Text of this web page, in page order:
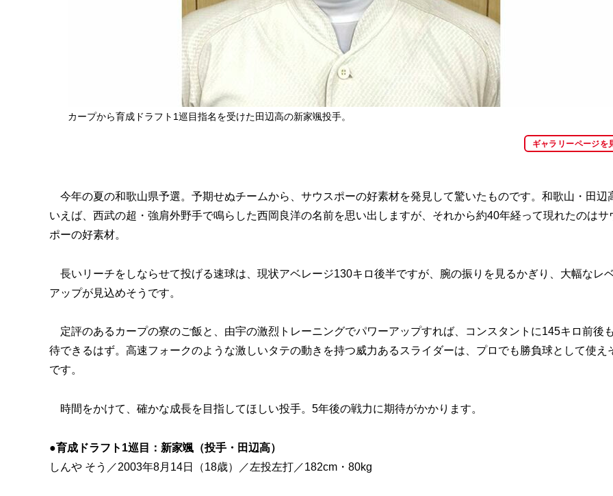
カープから育成ドラフト1巡目指名を受けた田辺高の新家颯投手。
ギャラリーページを
今年の夏の和歌山県予選。予期せぬチームから、サウスポーの好素材を発見して驚いたものです。和歌山・田辺
いえば、西武の超・強肩外野手で鳴らした西岡良洋の名前を思い出しますが、それから約40年経って現れたのはサ
ポーの好素材。
長いリーチをしならせて投げる速球は、現状アベレージ130キロ後半ですが、腕の振りを見るかぎり、大幅なレ
アップが見込めそうです。
定評のあるカープの寮のご飯と、由宇の激烈トレーニングでパワーアップすれば、コンスタントに145キロ前後
待できるはず。高速フォークのような激しいタテの動きを持つ威力あるスライダーは、プロでも勝負球として使え
です。
時間をかけて、確かな成長を目指してほしい投手。5年後の戦力に期待がかかります。
●育成ドラフト1巡目：新家颯（投手・田辺高）
しんや そう／2003年8月14日（18歳）／左投左打／182cm・80kg